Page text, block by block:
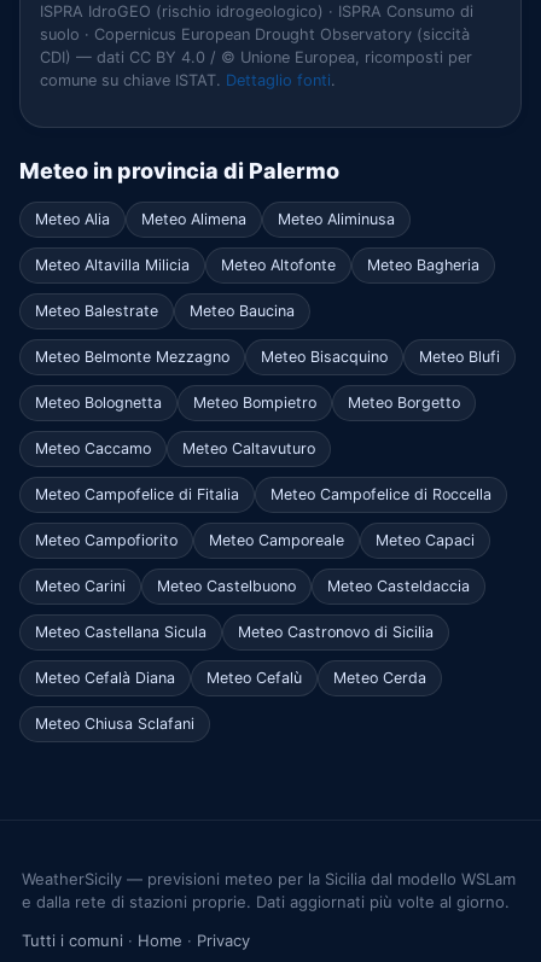
ISPRA IdroGEO (rischio idrogeologico) · ISPRA Consumo di
suolo · Copernicus European Drought Observatory (siccità
CDI) — dati CC BY 4.0 / © Unione Europea, ricomposti per
comune su chiave ISTAT. Dettaglio fonti.
Meteo in provincia di Palermo
Meteo Alia Meteo Alimena Meteo Aliminusa
Meteo Altavilla Milicia Meteo Altofonte Meteo Bagheria
Meteo Balestrate Meteo Baucina
Meteo Belmonte Mezzagno Meteo Bisacquino Meteo Blufi
Meteo Bolognetta Meteo Bompietro Meteo Borgetto
Meteo Caccamo Meteo Caltavuturo
Meteo Campofelice di Fitalia Meteo Campofelice di Roccella
Meteo Campofiorito Meteo Camporeale Meteo Capaci
Meteo Carini Meteo Castelbuono Meteo Casteldaccia
Meteo Castellana Sicula Meteo Castronovo di Sicilia
Meteo Cefalà Diana Meteo Cefalù Meteo Cerda
Meteo Chiusa Sclafani
WeatherSicily — previsioni meteo per la Sicilia dal modello WSLam
e dalla rete di stazioni proprie. Dati aggiornati più volte al giorno.
Tutti i comuni · Home · Privacy